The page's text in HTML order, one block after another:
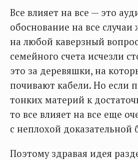
Все влияет на все — это
обоснование на все случаи
на любой каверзный
семейного счета исчезли
это за деревяшки, на
почивают кабели. Но если
тонких материй к
то все влияет на все еще
с неплохой доказательной
Поэтому здравая идея